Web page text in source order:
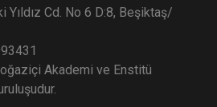
Yıldız Cd. No 6 D:8, Beşiktaş/
Akademi ve Enstitü